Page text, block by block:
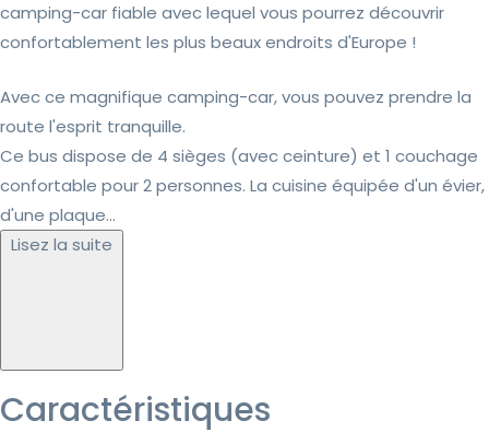
camping-car fiable avec lequel vous pourrez découvrir
confortablement les plus beaux endroits d'Europe !
Avec ce magnifique camping-car, vous pouvez prendre la
route l'esprit tranquille.
Ce bus dispose de 4 sièges (avec ceinture) et 1 couchage
confortable pour 2 personnes. La cuisine équipée d'un évier,
d'une plaque...
Lisez la suite
Caractéristiques